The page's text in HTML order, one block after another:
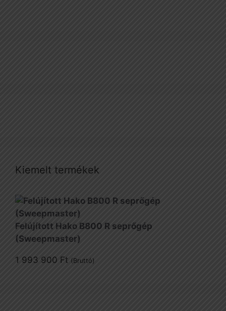
Kiemelt termékek
Felújított Hako B800 R seprőgép
(Sweepmaster)
1 993 900 Ft (Bruttó)